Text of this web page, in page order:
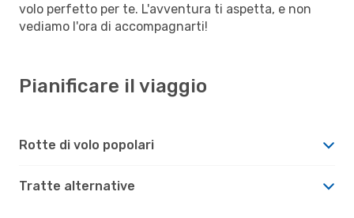
volo perfetto per te. L'avventura ti aspetta, e non
vediamo l'ora di accompagnarti!
Pianificare il viaggio
Rotte di volo popolari
Tratte alternative